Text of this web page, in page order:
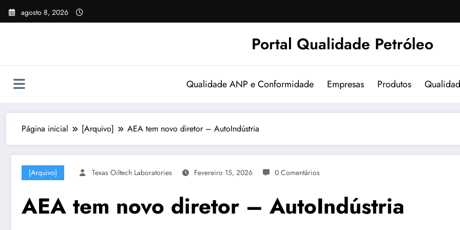
Pular
para
agosto 8, 2026
Portal Qualidade Petróleo
Qualidade ANP e Conformidade Empresas Produtos
Página inicial [Arquivo] AEA tem novo diretor – AutoIndústria
[Arquivo] Texas Oiltech Laboratories Fevereiro 15, 2026 0 Comentários
AEA tem novo diretor – AutoIndústria